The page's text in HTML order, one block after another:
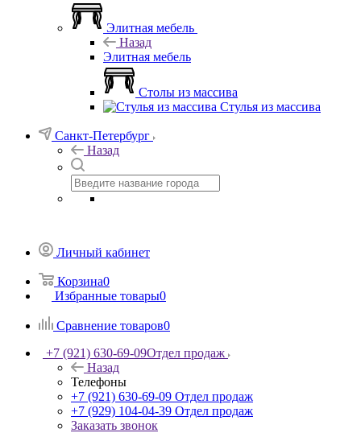
Элитная мебель
Назад
Элитная мебель
Столы из массива
Стулья из массива
Санкт-Петербург
Назад
Личный кабинет
Корзина0
Избранные товары0
Сравнение товаров0
+7 (921) 630-69-09Отдел продаж
Назад
Телефоны
+7 (921) 630-69-09 Отдел продаж
+7 (929) 104-04-39 Отдел продаж
Заказать звонок